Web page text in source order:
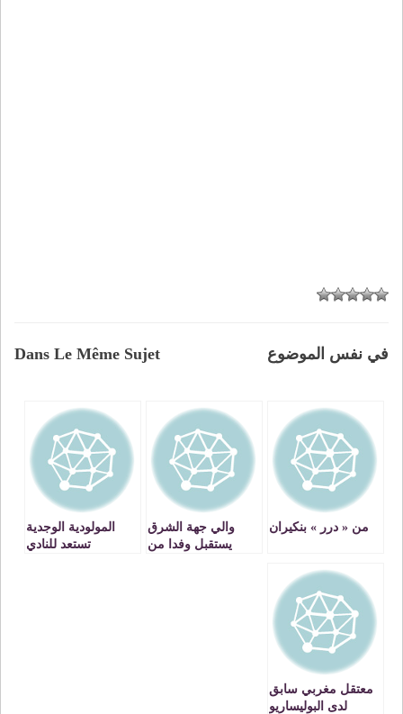
Dans Le Même Sujet في نفس الموضوع
من « درر » بنكيران
والي جهة الشرق
يستقبل وفدا من
المولودية الوجدية
تستعد للنادي
معتقل مغربي سابق
لدى البوليساريو